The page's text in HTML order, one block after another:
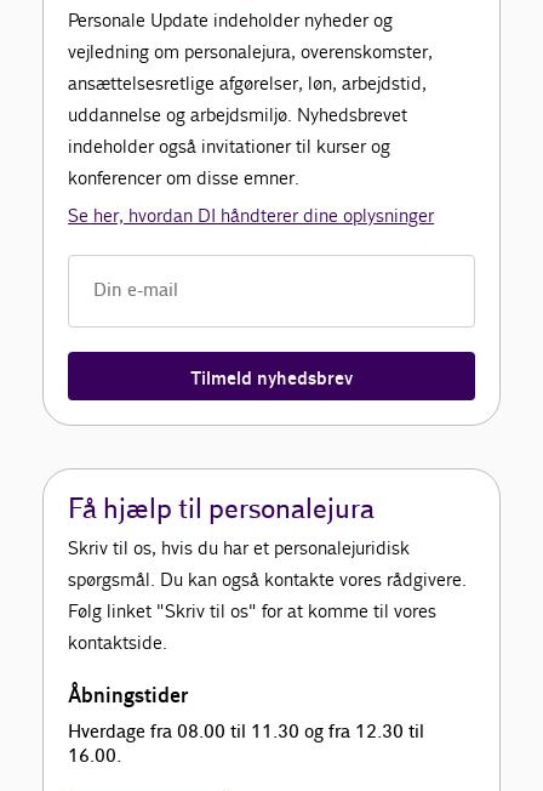
Personale Update indeholder nyheder og
vejledning om personalejura, overenskomster,
ansættelsesretlige afgørelser, løn, arbejdstid,
uddannelse og arbejdsmiljø. Nyhedsbrevet
indeholder også invitationer til kurser og
konferencer om disse emner.
Se her, hvordan DI håndterer dine oplysninger
Tilmeld nyhedsbrev
Få hjælp til personalejura
Skriv til os, hvis du har et personalejuridisk
spørgsmål. Du kan også kontakte vores rådgivere.
Følg linket "Skriv til os" for at komme til vores
kontaktside.
Åbningstider
Hverdage fra 08.00 til 11.30 og fra 12.30 til
16.00.